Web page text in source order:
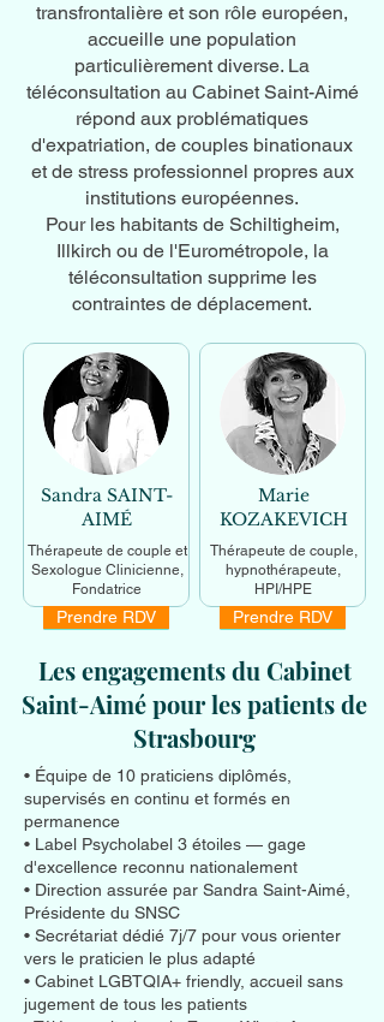
transfrontalière et son rôle européen,
accueille une population
particulièrement diverse. La
téléconsultation au Cabinet Saint-Aimé
répond aux problématiques
d'expatriation, de couples binationaux
et de stress professionnel propres aux
institutions européennes.
Pour les habitants de Schiltigheim,
Illkirch ou de l'Eurométropole, la
téléconsultation supprime les
contraintes de déplacement.
Sandra SAINT-
AIMÉ
Thérapeute de couple et
Sexologue Clinicienne,
Fondatrice
En savoir +
Prendre RDV
Marie
KOZAKEVICH
Thérapeute de couple,
hypnothérapeute,
HPI/HPE
En savoir +
Prendre RDV
Les engagements du Cabinet
Saint-Aimé pour les patients de
Strasbourg
• Équipe de 10 praticiens diplômés,
supervisés en continu et formés en
permanence
• Label Psycholabel 3 étoiles — gage
d'excellence reconnu nationalement
• Direction assurée par Sandra Saint-Aimé,
Présidente du SNSC
• Secrétariat dédié 7j/7 pour vous orienter
vers le praticien le plus adapté
• Cabinet LGBTQIA+ friendly, accueil sans
jugement de tous les patients